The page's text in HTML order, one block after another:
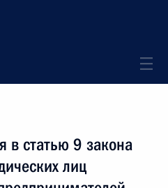
в статью 9 закона
лиц